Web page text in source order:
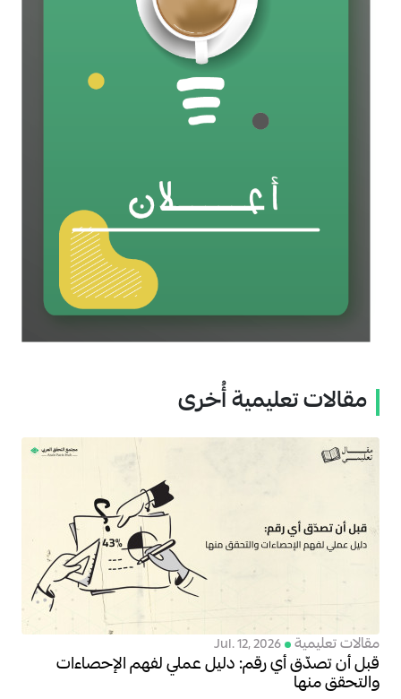
مقالات تعليمية أُخرى
مقالات تعليمية Jul. 12, 2026
قبل أن تصدّق أي رقم: دليل عملي لفهم الإحصاءات
والتحقق منها